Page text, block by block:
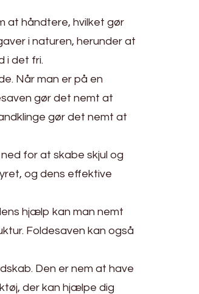
at håndtere, hvilket gør
i naturen, herunder at
i det fri.
Når man er på en
gør det nemt at
gør det nemt at
for at skabe skjul og
og dens effektive
hjælp kan man nemt
Foldesaven kan også
Den er nem at have
der kan hjælpe dig